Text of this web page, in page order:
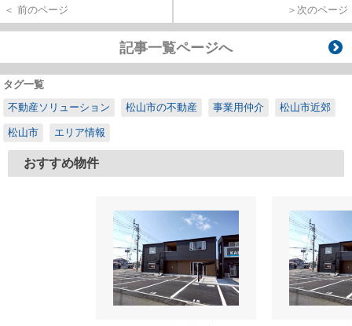
＜ 前のページ ＞次のページ
記事一覧ページへ
タグ一覧
不動産ソリューション
松山市の不動産 事業用仲介 松山市近郊
松山市 エリア情報
おすすめ物件